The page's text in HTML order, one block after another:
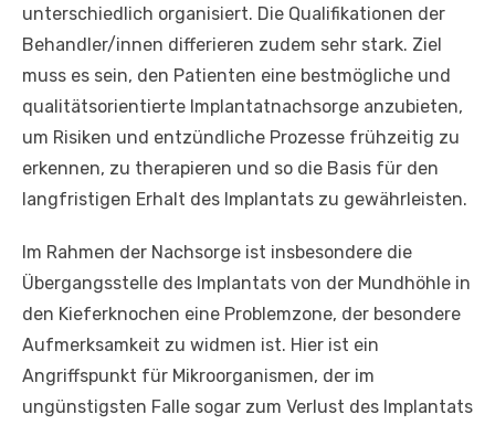
unterschiedlich organisiert. Die Qualifikationen der
Behandler/innen differieren zudem sehr stark. Ziel
muss es sein, den Patienten eine bestmögliche und
qualitätsorientierte Implantatnachsorge anzubieten,
um Risiken und entzündliche Prozesse frühzeitig zu
erkennen, zu therapieren und so die Basis für den
langfristigen Erhalt des Implantats zu gewährleisten.
Im Rahmen der Nachsorge ist insbesondere die
Übergangsstelle des Implantats von der Mundhöhle in
den Kieferknochen eine Problemzone, der besondere
Aufmerksamkeit zu widmen ist. Hier ist ein
Angriffspunkt für Mikroorganismen, der im
ungünstigsten Falle sogar zum Verlust des Implantats